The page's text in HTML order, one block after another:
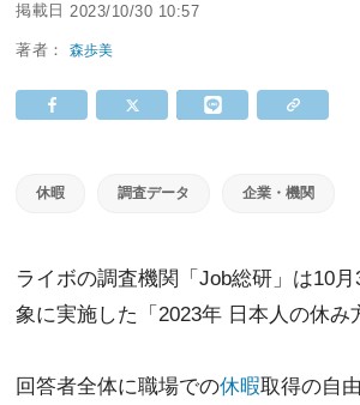
掲載日 2023/10/30 10:57
著者：森歩美
休暇 調査データ 企業・機関
ライボの調査機関「Job総研」は10
象に実施した「2023年 日本人の休み
回答者全体に職場での休暇取得の自